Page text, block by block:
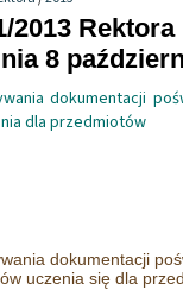
2013
8
dokumentacji
dla przedmiotów
dokumentacji
uczenia się dla